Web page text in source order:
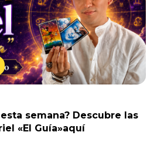
semana? Descubre las
«El Guía»aquí